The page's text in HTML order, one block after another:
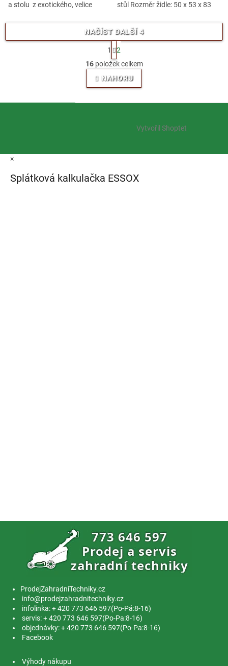
a stolu z exotického, velice
meranti. Určeno do...
stůl Rozměr židle: 50 x 53 x 83
cm. Tento zahradní...
O
v
l
á
v
y
v
NAČÍST DALŠÍ 4
t
r
á
n
k
v
1
2
16položek celkem
NAHORU
t
Vytvořil Shoptet
×
Splátková kalkulačka ESSOX
ProdejZahradniTechniky.cz
info@prodejzahradnitechniky.cz
infolinka: + 420 773 646 597(Po-Pá:8-16)
servis: + 420 773 646 597(Po-Pa:8-16)
objednávky: + 420 773 646 597(Po-Pa:8-16)
Facebook
Výhody nákupu